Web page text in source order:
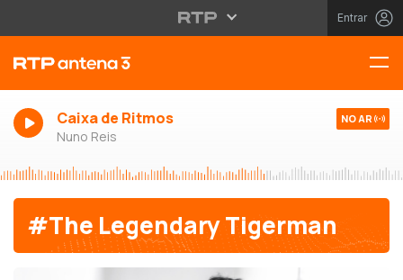
Entrar
Caixa de Ritmos
Nuno Reis
NO AR
#The Legendary Tigerman